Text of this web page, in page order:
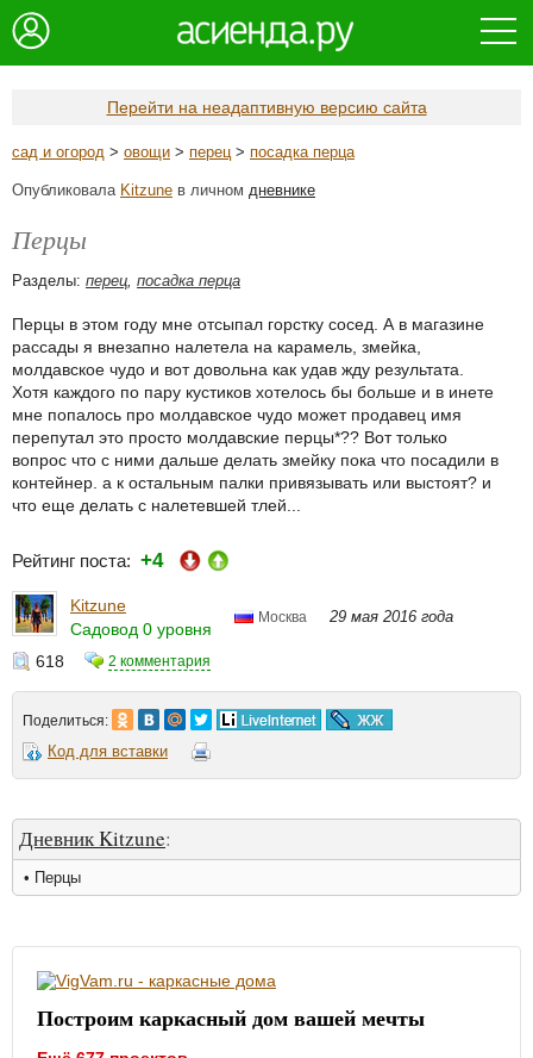
Перейти на неадаптивную версию сайта
сад и огород > овощи > перец> посадка перца
Опубликовала Kitzune в личном дневнике
Перцы
Разделы: перец, посадка перца
Перцы в этом году мне отсыпал горстку сосед. А в магазине
рассады я внезапно налетела на карамель, змейка,
молдавское чудо и вот довольна как удав жду результата.
Хотя каждого по пару кустиков хотелось бы больше и в инете
мне попалось про молдавское чудо может продавец имя
перепутал это просто молдавские перцы*?? Вот только
вопрос что с ними дальше делать змейку пока что посадили в
контейнер. а к остальным палки привязывать или выстоят? и
что еще делать с налетевшей тлей...
Рейтинг поста: +4
Kitzune
Садовод 0 уровня
Москва 29 мая 2016 года
618 2 комментария
Поделиться:
Код для вставки
Дневник Kitzune:
• Перцы
Построим каркасный дом вашей мечты